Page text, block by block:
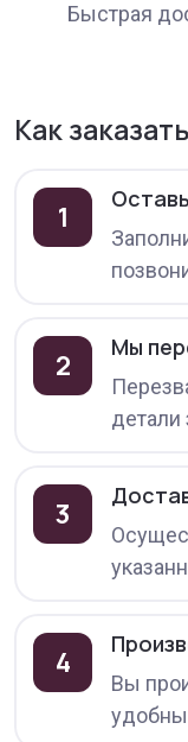
Быстрая
Как заказать
1
2
Мы
детали
3
4
Вы